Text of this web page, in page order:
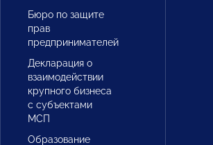
Бюро по защите
прав
предпринимателей
Декларация о
взаимодействии
крупного бизнеса
с субъектами
МСП
Образование